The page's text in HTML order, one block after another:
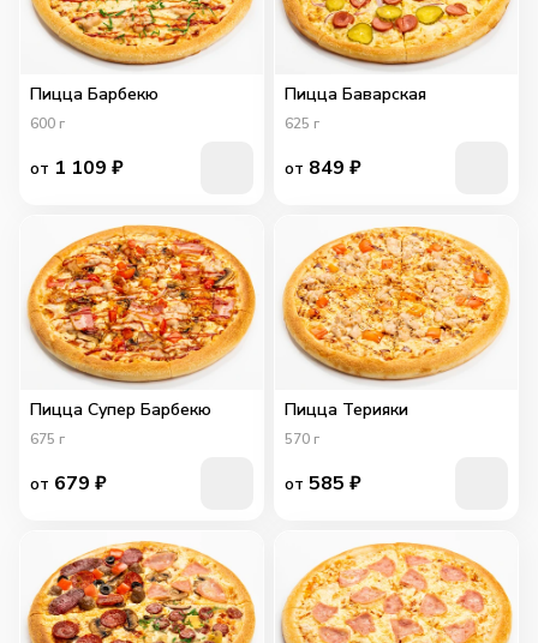
Пицца Барбекю
600 г
от 1 109 ₽
Пицца Баварская
625 г
от 849 ₽
Пицца Супер Барбекю
675 г
от 679 ₽
Пицца Терияки
570 г
от 585 ₽